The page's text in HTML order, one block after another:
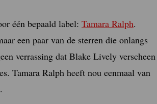
één bepaald label: Tamara Ralph.
een paar van de sterren die onlangs
verrassing dat Blake Lively verscheen
Tamara Ralph heeft nou eenmaal van